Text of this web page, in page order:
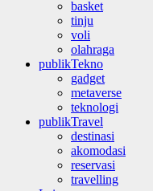
basket
tinju
voli
olahraga
publikTekno
gadget
metaverse
teknologi
publikTravel
destinasi
akomodasi
reservasi
travelling